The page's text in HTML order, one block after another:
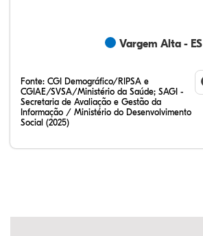
Vargem Alta - ES
Fonte: CGI Demográfico/RIPSA e
CGIAE/SVSA/Ministério da Saúde; SAGI -
Secretaria de Avaliação e Gestão da
Informação / Ministério do Desenvolvimento
Social (2025)